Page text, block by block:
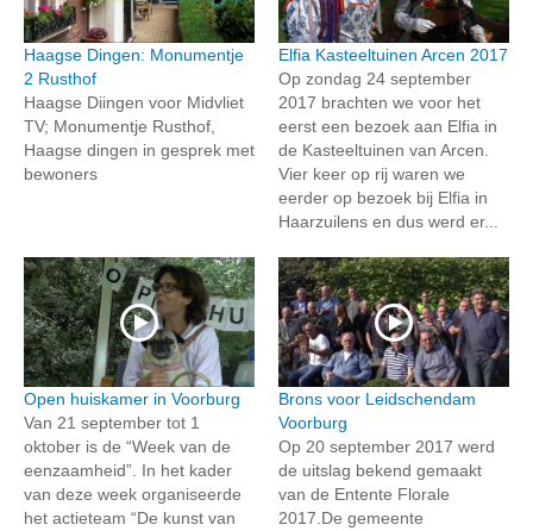
Haagse Dingen: Monumentje
2 Rusthof
Haagse Diingen voor Midvliet
TV; Monumentje Rusthof,
Haagse dingen in gesprek met
bewoners
Elfia Kasteeltuinen Arcen 2017
Op zondag 24 september
2017 brachten we voor het
eerst een bezoek aan Elfia in
de Kasteeltuinen van Arcen.
Vier keer op rij waren we
eerder op bezoek bij Elfia in
Haarzuilens en dus werd er...
Open huiskamer in Voorburg
Van 21 september tot 1
oktober is de “Week van de
eenzaamheid”. In het kader
van deze week organiseerde
het actieteam “De kunst van
Brons voor Leidschendam
Voorburg
Op 20 september 2017 werd
de uitslag bekend gemaakt
van de Entente Florale
2017.De gemeente